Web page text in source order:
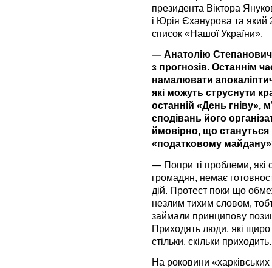
президента Віктора
і Юрія Єханурова та
список «Нашої України».
— Анатолію
з прогнозів. Останнім
намалювати
які можуть струснути
останній «День гніву»,
сподівань його
ймовірно, що стануться
«податковому
— Попри ті проблеми, які
громадян, немає
дій. Протест поки що
незлим тихим словом,
займали принципову
Приходять люди, які щиро
стільки, скільки приходить.
На роковини